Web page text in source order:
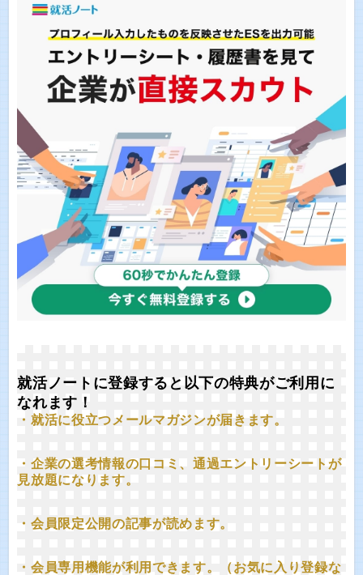
就活ノートに登録すると以下の特典がご利用に
なれます！
・就活に役立つメールマガジンが届きます。
・企業の選考情報の口コミ、通過エントリーシートが
見放題になります。
・会員限定公開の記事が読めます。
・会員専用機能が利用できます。（お気に入り登録な